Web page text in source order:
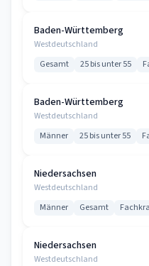
Baden-Württemberg
Westdeutschland
Gesamt 25 bis unter 55
Baden-Württemberg
Westdeutschland
Männer 25 bis unter 55
Niedersachsen
Westdeutschland
Männer Gesamt
Niedersachsen
Westdeutschland